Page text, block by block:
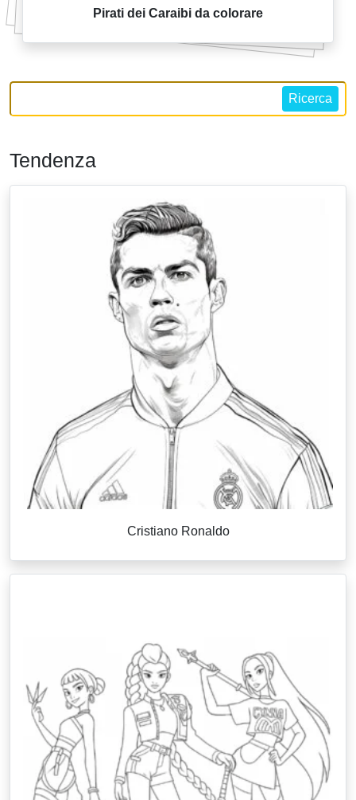
Pirati dei Caraibi da colorare
Ricerca
Tendenza
Cristiano Ronaldo